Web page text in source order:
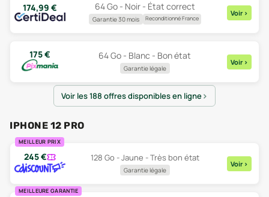
174,99 € 64 Go - Noir - État correct
Garantie 30 mois Reconditionné France
Voir >
175€ 64 Go - Blanc - Bon état
Garantie légale
Voir >
Voir les 188 offres disponibles en ligne
IPHONE 12 PRO
MEILLEUR PRIX
245€ 128 Go - Jaune - Très bon état
Garantie légale
Voir >
MEILLEURE GARANTIE